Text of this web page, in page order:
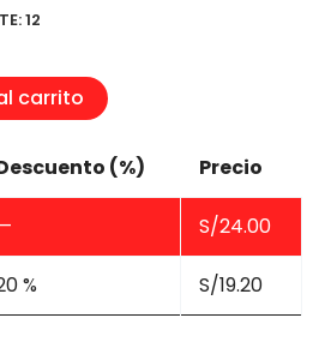
12
carrito
(%) Precio
S/24.00
% S/19.20